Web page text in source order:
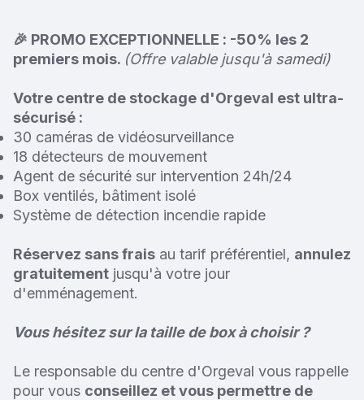
🎉 PROMO EXCEPTIONNELLE : -50% les 2
premiers mois. (Offre valable jusqu'à samedi)
Votre centre de stockage d'Orgeval est ultra-
sécurisé :
30 caméras de vidéosurveillance
18 détecteurs de mouvement
Agent de sécurité sur intervention 24h/24
Box ventilés, bâtiment isolé
Système de détection incendie rapide
Réservez sans frais au tarif préférentiel, annulez
gratuitement jusqu'à votre jour
d'emménagement.
Vous hésitez sur la taille de box à choisir ?
Le responsable du centre d'Orgeval vous rappelle
pour vous conseillez et vous permettre de